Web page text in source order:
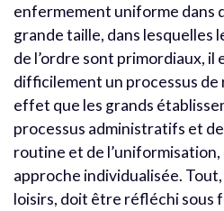
enfermement uniforme dans
grande taille, dans lesquelles
de l’ordre sont primordiaux, il
difficilement un processus de
effet que les grands
processus administratifs et
routine et de l’uniformisation,
approche individualisée.
loisirs, doit être réfléchi sous